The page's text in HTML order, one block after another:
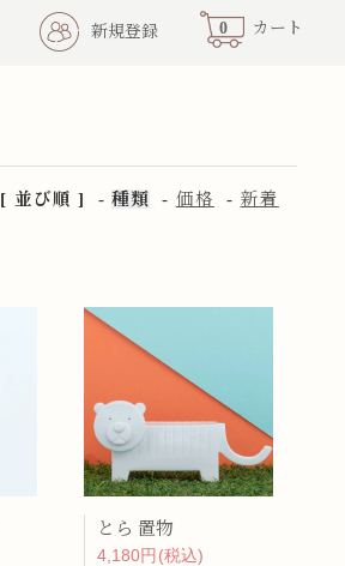
新規登録 0 カート
[ 並び順 ] - 種類 - 価格 - 新着
とら 置物
4,180円(税込)